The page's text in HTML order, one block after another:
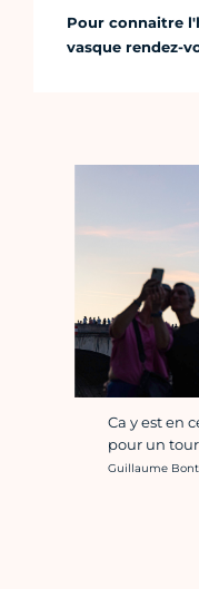
Pour connaitre
vasque rendez-
Ca y est en
pour un
Crédit photo :
Guillaume